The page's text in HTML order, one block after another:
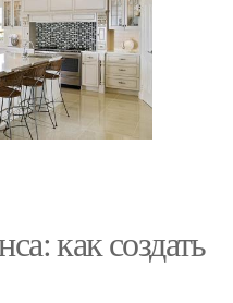
как создать